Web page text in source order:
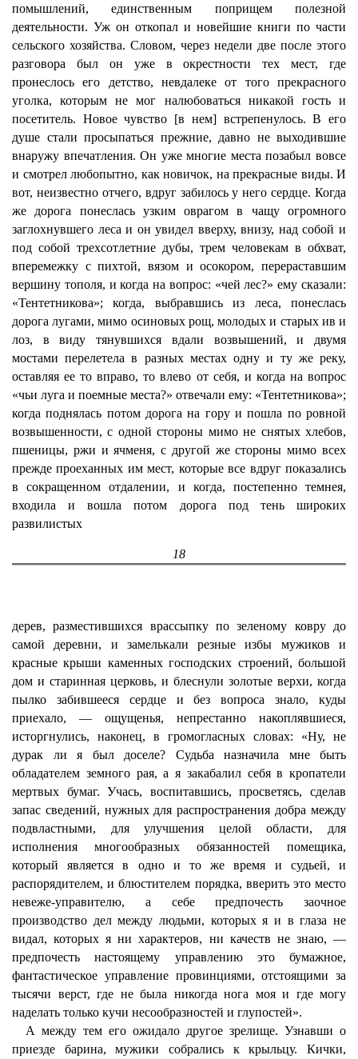
помышлений, единственным поприщем полезной
деятельности. Уж он откопал и новейшие книги по части
сельского хозяйства. Словом, через недели две после этого
разговора был он уже в окрестности тех мест, где
пронеслось его детство, невдалеке от того прекрасного
уголка, которым не мог налюбоваться никакой гость и
посетитель. Новое чувство [в нем] встрепенулось. В его
душе стали просыпаться прежние, давно не выходившие
внаружу впечатления. Он уже многие места позабыл вовсе
и смотрел любопытно, как новичок, на прекрасные виды. И
вот, неизвестно отчего, вдруг забилось у него сердце. Когда
же дорога понеслась узким оврагом в чащу огромного
заглохнувшего леса и он увидел вверху, внизу, над собой и
под собой трехсотлетние дубы, трем человекам в обхват,
вперемежку с пихтой, вязом и осокором, перераставшим
вершину тополя, и когда на вопрос: «чей лес?» ему сказали:
«Тентетникова»; когда, выбравшись из леса, понеслась
дорога лугами, мимо осиновых рощ, молодых и старых ив и
лоз, в виду тянувшихся вдали возвышений, и двумя
мостами перелетела в разных местах одну и ту же реку,
оставляя ее то вправо, то влево от себя, и когда на вопрос
«чьи луга и поемные места?» отвечали ему: «Тентетникова»;
когда поднялась потом дорога на гору и пошла по ровной
возвышенности, с одной стороны мимо не снятых хлебов,
пшеницы, ржи и ячменя, с другой же стороны мимо всех
прежде проеханных им мест, которые все вдруг показались
в сокращенном отдалении, и когда, постепенно темнея,
входила и вошла потом дорога под тень широких
развилистых
18
дерев, разместившихся врассыпку по зеленому ковру до
самой деревни, и замелькали резные избы мужиков и
красные крыши каменных господских строений, большой
дом и старинная церковь, и блеснули золотые верхи, когда
пылко забившееся сердце и без вопроса знало, куды
приехало, — ощущенья, непрестанно накоплявшиеся,
исторгнулись, наконец, в громогласных словах: «Ну, не
дурак ли я был доселе? Судьба назначила мне быть
обладателем земного рая, а я закабалил себя в кропатели
мертвых бумаг. Учась, воспитавшись, просветясь, сделав
запас сведений, нужных для распространения добра между
подвластными, для улучшения целой области, для
исполнения многообразных обязанностей помещика,
который является в одно и то же время и судьей, и
распорядителем, и блюстителем порядка, вверить это место
невеже-управителю, а себе предпочесть заочное
производство дел между людьми, которых я и в глаза не
видал, которых я ни характеров, ни качеств не знаю, —
предпочесть настоящему управлению это бумажное,
фантастическое управление провинциями, отстоящими за
тысячи верст, где не была никогда нога моя и где могу
наделать только кучи несообразностей и глупостей».
А между тем его ожидало другое зрелище. Узнавши о
приезде барина, мужики собрались к крыльцу. Кички,